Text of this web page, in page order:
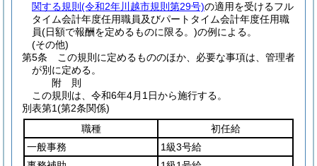
関する規則 (令和2年川越市規則第29号)の適用を受けるフル
タイム会計年度任用職員及びパートタイム会計年度任用職
員(日額で報酬を定めるものに限る。)の例による。
(その他)
第5条
この規則に定めるもののほか、必要な事項は、管理者
が別に定める。
附 則
この規則は、令和6年4月1日から施行する。
別表第1(第2条関係)
職種
初任給
一般事務
1級3号給